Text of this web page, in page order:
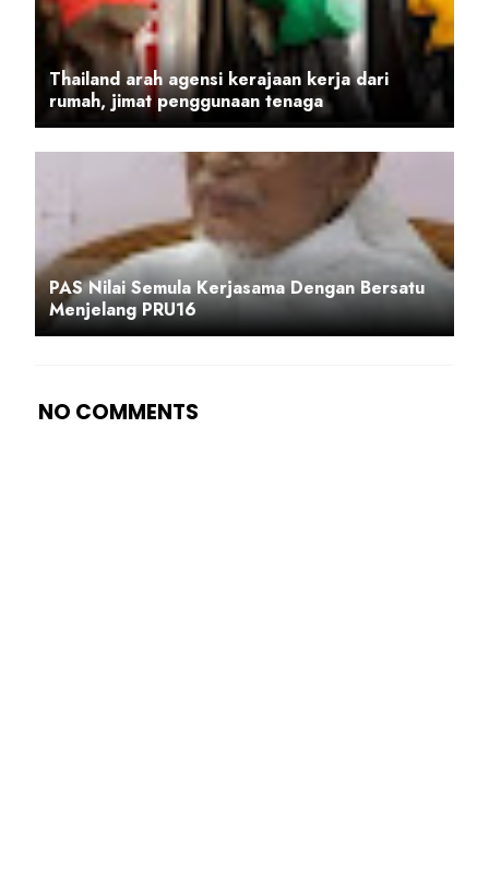
Thailand arah agensi kerajaan kerja dari
rumah, jimat penggunaan tenaga
PAS Nilai Semula Kerjasama Dengan Bersatu
Menjelang PRU16
NO COMMENTS